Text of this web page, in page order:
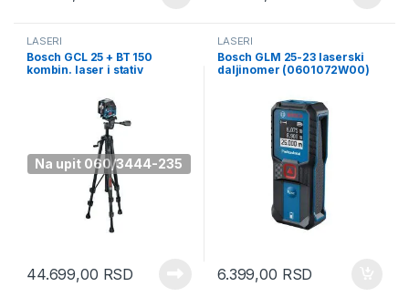
Na upit 060/3444-235
LASERI
Bosch GCL 25 + BT 150
kombin. laser i stativ
44.699,00 RSD
LASERI
Bosch GLM 25-23 laserski
daljinomer (0601072W00)
6.399,00 RSD